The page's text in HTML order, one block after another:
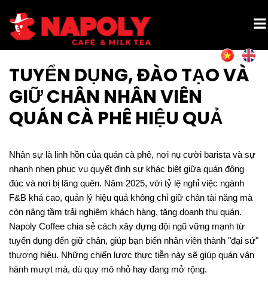
TUYỂN DỤNG, ĐÀO TẠO VÀ
GIỮ CHÂN NHÂN VIÊN
QUÁN CÀ PHÊ HIỆU QUẢ
Nhân sự là linh hồn của quán cà phê, nơi nụ cười barista và sự
nhanh nhẹn phục vụ quyết định sự khác biệt giữa quán đông
đúc và nơi bị lãng quên. Năm 2025, với tỷ lệ nghỉ việc ngành
F&B khá cao, quản lý hiệu quả không chỉ giữ chân tài năng mà
còn nâng tầm trải nghiệm khách hàng, tăng doanh thu quán.
Napoly Coffee chia sẻ cách xây dựng đội ngũ vững mạnh từ
tuyển dụng đến giữ chân, giúp bạn biến nhân viên thành "đại sứ"
thương hiệu. Những chiến lược thực tiễn này sẽ giúp quán vận
hành mượt mà, dù quy mô nhỏ hay đang mở rộng.